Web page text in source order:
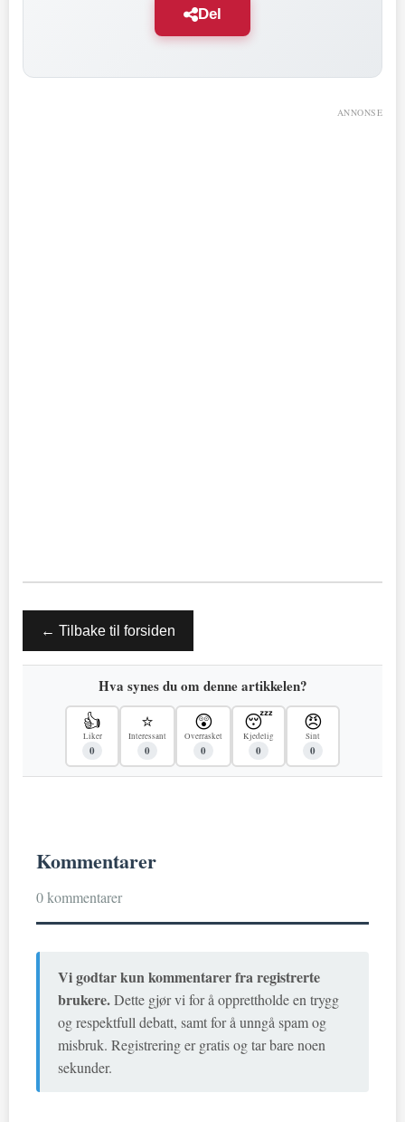
Del
ANNONSE
← Tilbake til forsiden
Hva synes du om denne artikkelen?
👍
Liker
0
⭐
Interessant
0
😲
Overrasket
0
😴
Kjedelig
0
😠
Sint
0
Kommentarer
0 kommentarer
Vi godtar kun kommentarer fra registrerte
brukere.Dette gjør vi for å opprettholde en trygg
og respektfull debatt, samt for å unngå spam og
misbruk. Registrering er gratis og tar bare noen
sekunder.